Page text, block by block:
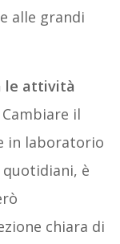
alle grandi
le attività
Cambiare il
in laboratorio
è
chiara di